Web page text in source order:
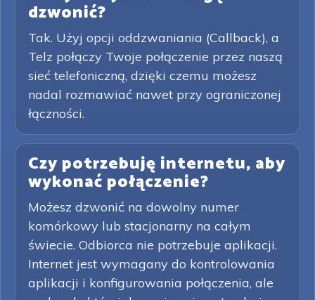
dzwonić?
Tak. Użyj opcji oddzwaniania (Callback), a
Telz połączy Twoje połączenie przez naszą
sieć telefoniczną, dzięki czemu możesz
nadal rozmawiać nawet przy ograniczonej
łączności.
Czy potrzebuję internetu, aby
wykonać połączenie?
Możesz dzwonić na dowolny numer
komórkowy lub stacjonarny na całym
świecie. Odbiorca nie potrzebuje aplikacji.
Internet jest wymagany do kontrolowania
aplikacji i konfigurowania połączenia, ale